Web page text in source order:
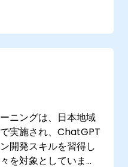
ニングは、日本地域
実施され、ChatGPT
開発スキルを習得し
を対象としていま